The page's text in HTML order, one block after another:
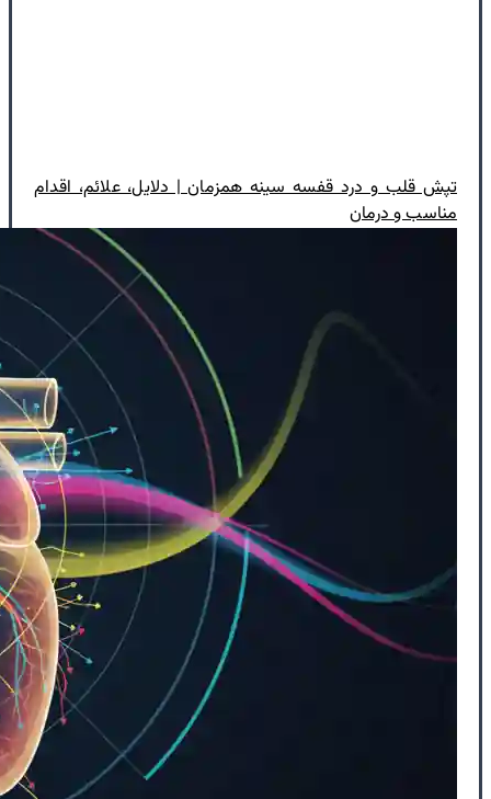
تپش قلب و درد قفسه سینه همزمان | دلایل، علائم، اقدام
مناسب و درمان